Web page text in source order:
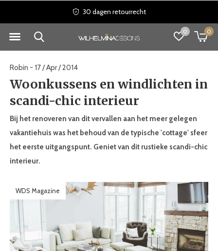
0 0
30 dagen retourrecht
Robin - 17 / Apr / 2014
Woonkussens en windlichten in
scandi-chic interieur
Bij het renoveren van dit vervallen aan het meer gelegen
vakantiehuis was het behoud van de typische 'cottage' sfeer
het eerste uitgangspunt. Geniet van dit rustieke scandi-chic
interieur.
WDS Magazine